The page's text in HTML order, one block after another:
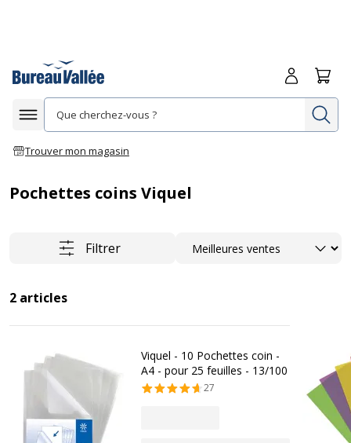
Afficher la navigation
Trouver mon magasin
Me
Pochettes coins Viquel
Filtrer Trier
2 articles
Viquel - 10 Pochettes coin -
A4 - pour 25 feuilles - 13/100
27